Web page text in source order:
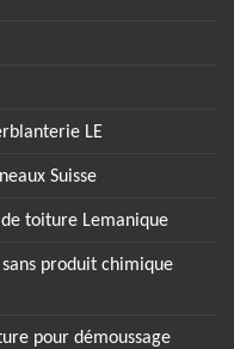
LE
Suisse
toiture Lemanique
produit chimique
pour démoussage